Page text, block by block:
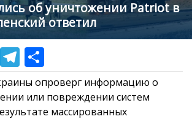
об уничтожении Patriot в
ответил
опроверг информацию о
или повреждении систем
массированных